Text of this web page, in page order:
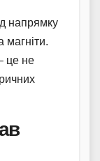
напрямку
магніти.
це не